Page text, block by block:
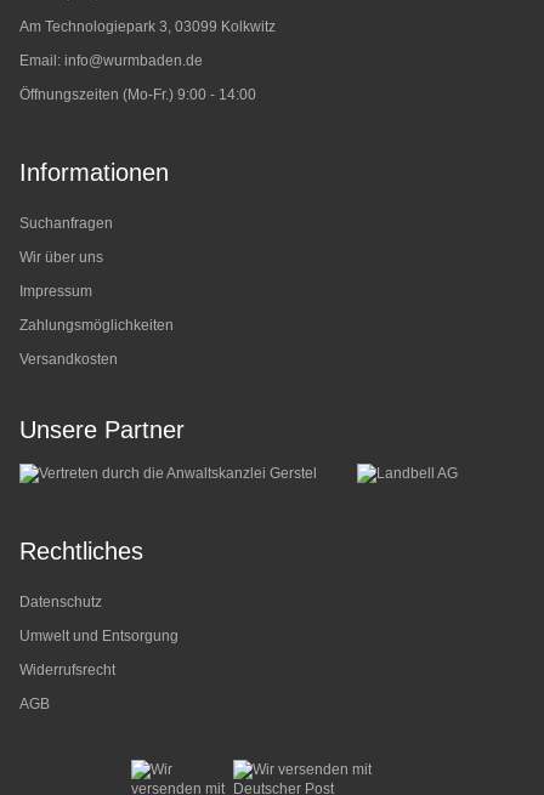
Am Technologiepark 3, 03099 Kolkwitz
Email: info@wurmbaden.de
Öffnungszeiten (Mo-Fr.) 9:00 - 14:00
Informationen
Suchanfragen
Wir über uns
Impressum
Zahlungsmöglichkeiten
Versandkosten
Unsere Partner
Rechtliches
Datenschutz
Umwelt und Entsorgung
Widerrufsrecht
AGB